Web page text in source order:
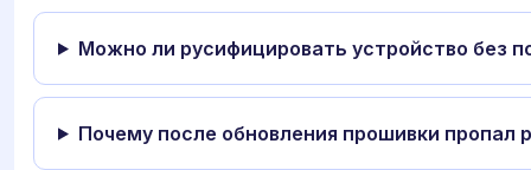
Можно ли русифицировать устройство без
Почему после обновления прошивки пропал